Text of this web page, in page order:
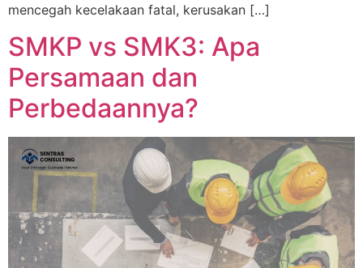
mencegah kecelakaan fatal, kerusakan […]
SMKP vs SMK3: Apa
Persamaan dan
Perbedaannya?